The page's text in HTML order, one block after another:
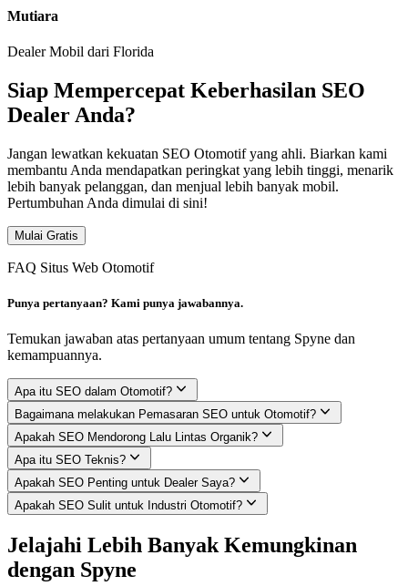
Mutiara
Dealer Mobil dari Florida
Siap Mempercepat Keberhasilan SEO
Dealer Anda?
Jangan lewatkan kekuatan SEO Otomotif yang ahli. Biarkan kami
membantu Anda mendapatkan peringkat yang lebih tinggi, menarik
lebih banyak pelanggan, dan menjual lebih banyak mobil.
Pertumbuhan Anda dimulai di sini!
Mulai Gratis
FAQ Situs Web Otomotif
Punya pertanyaan? Kami punya jawabannya.
Temukan jawaban atas pertanyaan umum tentang Spyne dan
kemampuannya.
Apa itu SEO dalam Otomotif?
Bagaimana melakukan Pemasaran SEO untuk Otomotif?
Apakah SEO Mendorong Lalu Lintas Organik?
Apa itu SEO Teknis?
Apakah SEO Penting untuk Dealer Saya?
Apakah SEO Sulit untuk Industri Otomotif?
Jelajahi Lebih Banyak Kemungkinan
dengan Spyne